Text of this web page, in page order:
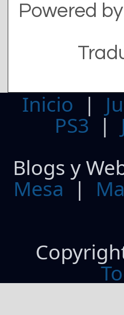
Powered by
Inicio |
PS3|
Blogs y
Mesa |